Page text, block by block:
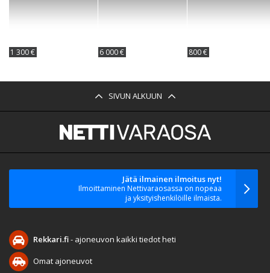
1 300 € 6 000 € 800 €
SIVUN ALKUUN
Jätä ilmainen ilmoitus nyt!
Ilmoittaminen Nettivaraosassa on nopeaa
ja yksityishenkilöille ilmaista.
Rekkari.fi- ajoneuvon kaikki tiedot heti
Omat ajoneuvot